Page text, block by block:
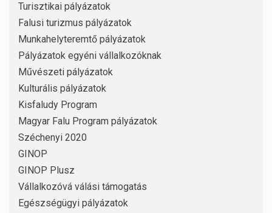
Turisztikai pályázatok
Falusi turizmus pályázatok
Munkahelyteremtő pályázatok
Pályázatok egyéni vállalkozóknak
Művészeti pályázatok
Kulturális pályázatok
Kisfaludy Program
Magyar Falu Program pályázatok
Széchenyi 2020
GINOP
GINOP Plusz
Vállalkozóvá válási támogatás
Egészségügyi pályázatok